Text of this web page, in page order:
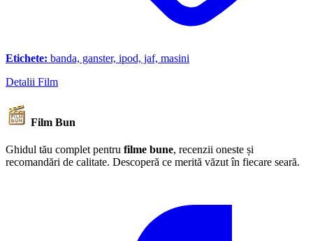
Etichete: banda, ganster, ipod, jaf, masini
Detalii Film
Film Bun
Ghidul tău complet pentru filme bune, recenzii oneste și
recomandări de calitate. Descoperă ce merită văzut în fiecare seară.